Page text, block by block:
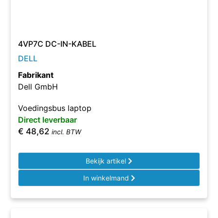
4VP7C DC-IN-KABEL
DELL
Fabrikant
Dell GmbH
Voedingsbus laptop
Direct leverbaar
€ 48,62 incl. BTW
Bekijk artikel
In winkelmand